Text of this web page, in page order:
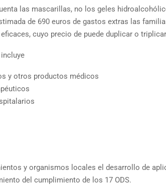
las mascarillas, no los geles
de 690 euros de gastos extras las
cuyo precio de puede duplicar o
y otros productos médicos
y organismos locales el desarrollo de
del cumplimiento de los 17 ODS.